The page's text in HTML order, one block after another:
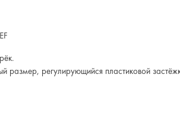
размер, регулирующийся пластиковой